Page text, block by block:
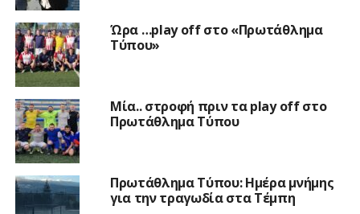
Ώρα …play off στο «Πρωτάθλημα
Τύπου»
Μία.. στροφή πριν τα play off στο
Πρωτάθλημα Τύπου
Πρωτάθλημα Τύπου: Ημέρα μνήμης
για την τραγωδία στα Τέμπη